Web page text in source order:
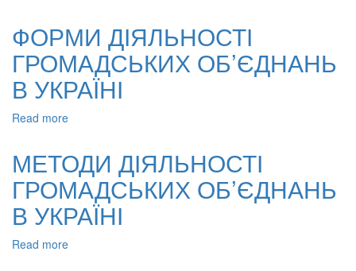
ФУНКЦІОНУВАННЯ
ПРАВОВОЇ
ДЕРЖАВИ
У
ДЕРЖАВОЗНАВЧІЙ
ФОРМИ ДІЯЛЬНОСТІ
ГРОМАДСЬКИХ ОБ’ЄДНАНЬ
В УКРАЇНІ
Read more
ГРОМАДСЬКИХ
ОБ’ЄДНАНЬ
В
УКРАЇНІ
МЕТОДИ ДІЯЛЬНОСТІ
ГРОМАДСЬКИХ ОБ’ЄДНАНЬ
В УКРАЇНІ
Read more